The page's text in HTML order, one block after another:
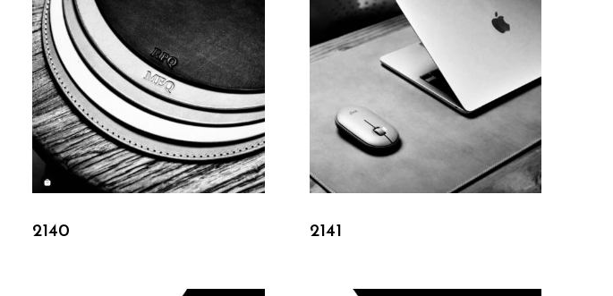
2140 2141